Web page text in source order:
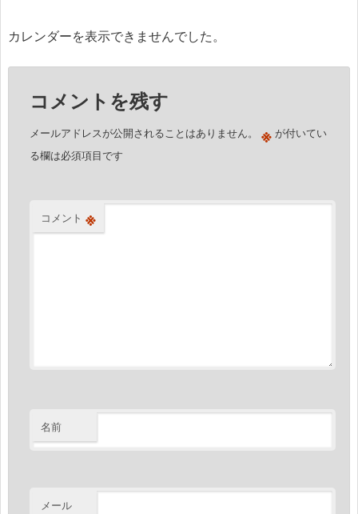
ビ
カレンダーを表示できませんでした。
コメントを残す
メールアドレスが公開されることはありません。 ※が付いてい
る欄は必須項目です
コメント ※
名前
メール